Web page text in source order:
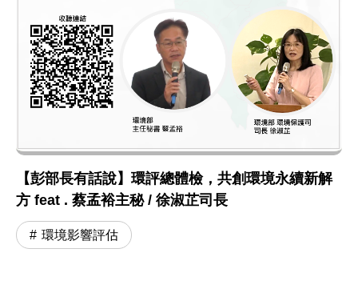
【彭部長有話說】環評總體檢，共創環境永續新解
方 feat . 蔡孟裕主秘 / 徐淑芷司長
環境影響評估